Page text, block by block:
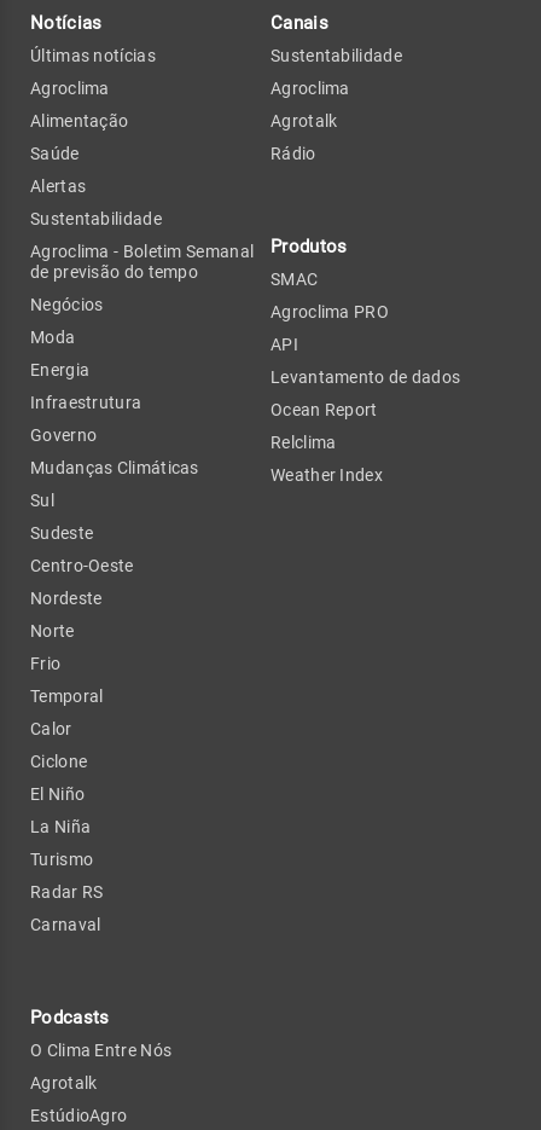
Notícias
Últimas notícias
Agroclima
Alimentação
Saúde
Alertas
Sustentabilidade
Agroclima - Boletim Semanal
de previsão do tempo
Negócios
Moda
Energia
Infraestrutura
Governo
Mudanças Climáticas
Sul
Sudeste
Centro-Oeste
Nordeste
Norte
Frio
Temporal
Calor
Ciclone
El Niño
La Niña
Turismo
Radar RS
Carnaval
Podcasts
O Clima Entre Nós
Agrotalk
EstúdioAgro
Canais
Sustentabilidade
Agroclima
Agrotalk
Rádio
Produtos
SMAC
Agroclima PRO
API
Levantamento de dados
Ocean Report
Relclima
Weather Index